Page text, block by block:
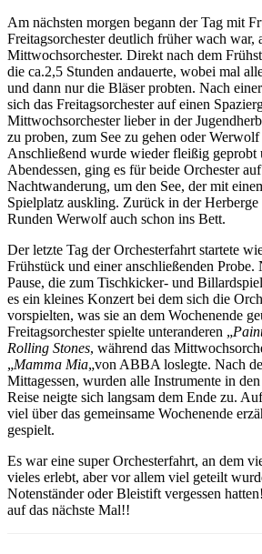
Am nächsten morgen begann der Tag mit
Freitagsorchester deutlich früher wach war,
Mittwochsorchester. Direkt nach dem
die ca.2,5 Stunden andauerte, wobei mal
und dann nur die Bläser probten. Nach
sich das Freitagsorchester auf einen
Mittwochsorchester lieber in der
zu proben, zum See zu gehen oder Werwolf
Anschließend wurde wieder fleißig geprobt
Abendessen, ging es für beide Orchester
Nachtwanderung, um den See, der mit
Spielplatz auskling. Zurück in der Herberge
Runden Werwolf auch schon ins Bett.
Der letzte Tag der Orchesterfahrt startete
Frühstück und einer anschließenden Probe.
Pause, die zum Tischkicker- und
es ein kleines Konzert bei dem sich die
vorspielten, was sie an dem Wochenende
Freitagsorchester spielte unteranderen „
Rolling Stones, während das
„Mamma Mia„von ABBA loslegte. Nach
Mittagessen, wurden alle Instrumente in
Reise neigte sich langsam dem Ende zu.
viel über das gemeinsame Wochenende
gespielt.
Es war eine super Orchesterfahrt, an dem
vieles erlebt, aber vor allem viel geteilt
Notenständer oder Bleistift vergessen
auf das nächste Mal!!